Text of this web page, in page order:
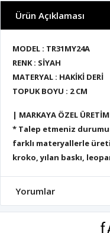
Ürün Açıklaması
MODEL : TR31MY24A
RENK : SİYAH
MATERYAL : HAKİKİ DERİ
TOPUK BOYU : 2 CM
| MARKAYA ÖZEL
* Talep etmeniz
farklı materyallerle
kroko, yılan baskı,
Yorumlar